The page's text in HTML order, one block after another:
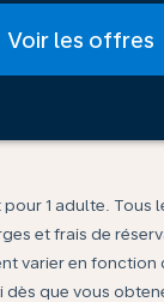
Voir les offres
1 adulte. Tous
et frais de
varier en
dès que vous